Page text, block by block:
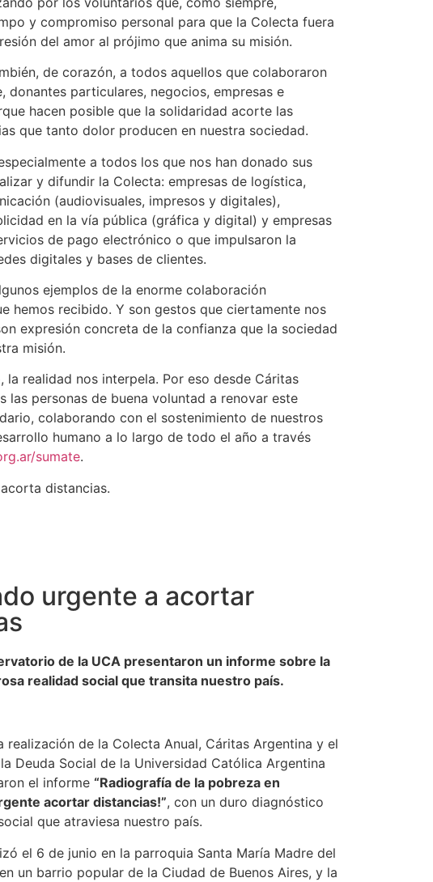
y compromiso personal para que la Colecta fuera
del amor al prójimo que anima su misión.
de corazón, a todos aquellos que colaboraron
donantes particulares, negocios, empresas e
hacen posible que la solidaridad acorte las
que tanto dolor producen en nuestra sociedad.
a todos los que nos han donado sus
y difundir la Colecta: empresas de logística,
(audiovisuales, impresos y digitales),
en la vía pública (gráfica y digital) y empresas
de pago electrónico o que impulsaron la
digitales y bases de clientes.
ejemplos de la enorme colaboración
hemos recibido. Y son gestos que ciertamente nos
expresión concreta de la confianza que la sociedad
misión.
la realidad nos interpela. Por eso desde Cáritas
las personas de buena voluntad a renovar este
colaborando con el sostenimiento de nuestros
humano a lo largo de todo el año a través
sumate.
distancias.
urgente a acortar
de la UCA presentaron un informe sobre la
realidad social que transita nuestro país.
realización de la Colecta Anual, Cáritas Argentina y el
Deuda Social de la Universidad Católica Argentina
el informe “Radiografía de la pobreza en
acortar distancias!”, con un duro diagnóstico
que atraviesa nuestro país.
el 6 de junio en la parroquia Santa María Madre del
un barrio popular de la Ciudad de Buenos Aires, y la